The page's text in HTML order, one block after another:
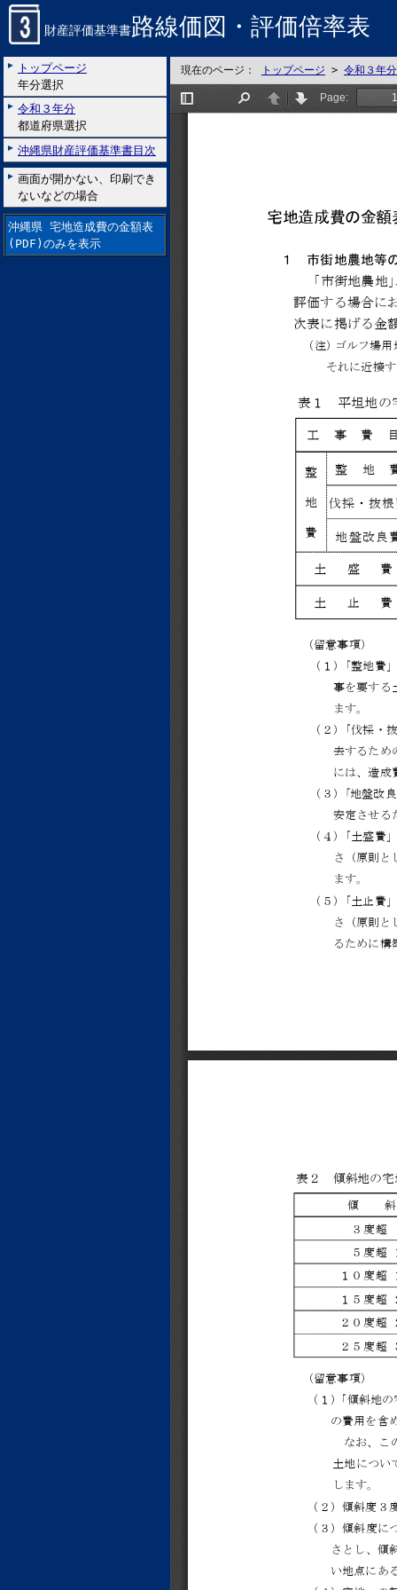
財産評価基準書路線価図・評価倍率表
トップページ
年分選択
令和３年分
都道府県選択
沖縄県財産評価基準書目次
画面が開かない、印刷でき
ないなどの場合
沖縄県 宅地造成費の金額表
(PDF)のみを表示
現在のページ： トップページ > 令和３年分